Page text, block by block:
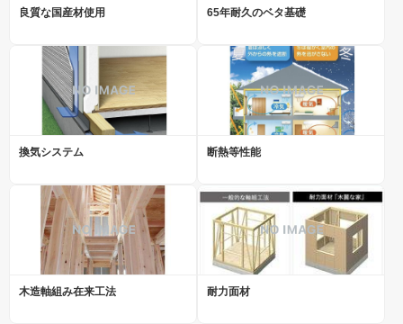
良質な国産材使用 65年耐久のベタ基礎
換気システム 断熱等性能
木造軸組み在来工法 耐力面材